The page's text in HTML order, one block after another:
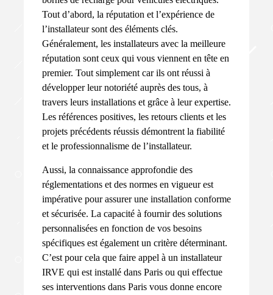
Tout d’abord, la réputation et l’expérience de
l’installateur sont des éléments clés.
Généralement, les installateurs avec la meilleure
réputation sont ceux qui vous viennent en tête en
premier. Tout simplement car ils ont réussi à
développer leur notoriété auprès des tous, à
travers leurs installations et grâce à leur expertise.
Les références positives, les retours clients et les
projets précédents réussis démontrent la fiabilité
et le professionnalisme de l’installateur.
Aussi, la connaissance approfondie des
réglementations et des normes en vigueur est
impérative pour assurer une installation conforme
et sécurisée. La capacité à fournir des solutions
personnalisées en fonction de vos besoins
spécifiques est également un critère déterminant.
C’est pour cela que faire appel à un installateur
IRVE qui est installé dans Paris ou qui effectue
ses interventions dans Paris vous donne encore